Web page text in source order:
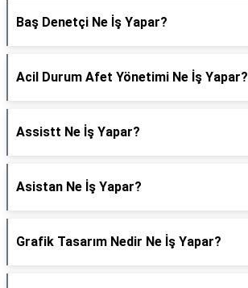
Baş Denetçi Ne İş Yapar?
Acil Durum Afet Yönetimi Ne İş Yapar?
Assistt Ne İş Yapar?
Asistan Ne İş Yapar?
Grafik Tasarım Nedir Ne İş Yapar?